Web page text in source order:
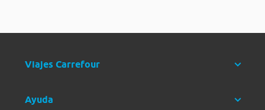
Viajes Carrefour
Ayuda